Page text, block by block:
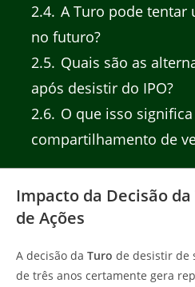
2.4 A Turo pode tentar
no futuro?
2.5 Quais são as
após desistir do IPO?
2.6 O que isso
compartilhamento de
Impacto da Decisão
de Ações
A decisão da Turo de desistir de
de três anos certamente gera